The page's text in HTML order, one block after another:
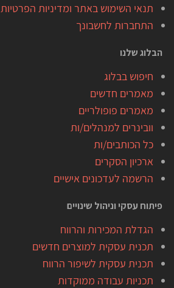
תנאי השימוש באתר ומדיניות הפרטיות
התחברות לחשבונך
הבלוג שלנו
חיפוש בבלוג
מאמרים חדשים
מאמרים פופולריים
וובינרים למנהלים/ות
כל הכותבים/ות
ארכיון הסקרים
הרשמה לעדכונים אישיים
פיתוח עסקי וניהול שינויים
הגדלת המכירות והרווח
תכנית עסקית למוצרים חדשים
תכנית עסקית לשיפור הרווח
תכניות עבודה ממוקדות